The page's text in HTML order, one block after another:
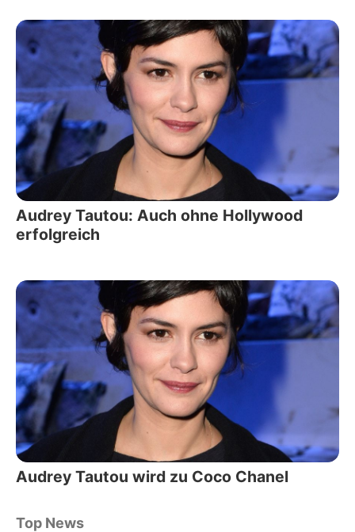
Audrey Tautou: Auch ohne Hollywood
erfolgreich
Audrey Tautou wird zu Coco Chanel
Top News